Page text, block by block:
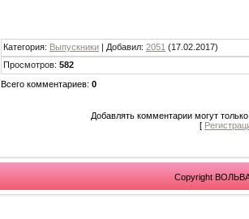
Категория: Выпускники | Добавил: 2051 (17.02.2017)
Просмотров: 582
Всего комментариев: 0
Добавлять комментарии могут
[
Copyright